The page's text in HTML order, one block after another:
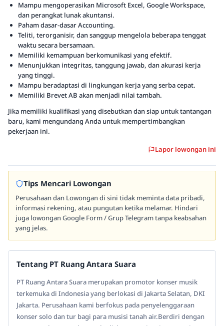
Mampu mengoperasikan Microsoft Excel, Google Workspace,
dan perangkat lunak akuntansi.
Paham dasar-dasar Accounting.
Teliti, terorganisir, dan sanggup mengelola beberapa tenggat
waktu secara bersamaan.
Memiliki kemampuan berkomunikasi yang efektif.
Menunjukkan integritas, tanggung jawab, dan akurasi kerja
yang tinggi.
Mampu beradaptasi di lingkungan kerja yang serba cepat.
Memiliki Brevet AB akan menjadi nilai tambah.
Jika memiliki kualifikasi yang disebutkan dan siap untuk tantangan
baru, kami mengundang Anda untuk mempertimbangkan
pekerjaan ini.
Lapor lowongan ini
Tips Mencari Lowongan
Perusahaan dan Lowongan di sini tidak meminta data pribadi,
informasi rekening, atau pungutan ketika melamar. Hindari
juga lowongan Google Form / Grup Telegram tanpa keabsahan
yang jelas.
Tentang PT Ruang Antara Suara
PT Ruang Antara Suara merupakan promotor konser musik
terkemuka di Indonesia yang berlokasi di Jakarta Selatan, DKI
Jakarta. Perusahaan kami berfokus pada penyelenggaraan
konser solo dan tur bagi para musisi tanah air.Berdiri dengan